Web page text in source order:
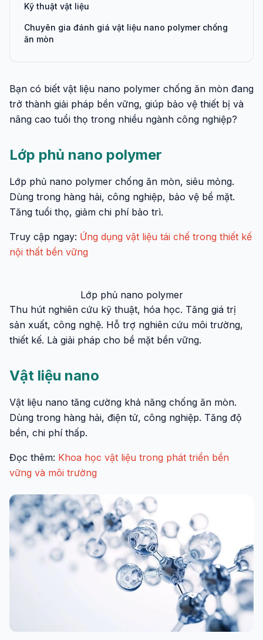
Kỹ thuật vật liệu
Chuyên gia đánh giá vật liệu nano polymer chống
ăn mòn
Bạn có biết vật liệu nano polymer chống ăn mòn đang
trở thành giải pháp bền vững, giúp bảo vệ thiết bị và
nâng cao tuổi thọ trong nhiều ngành công nghiệp?
Lớp phủ nano polymer
Lớp phủ nano polymer chống ăn mòn, siêu mỏng.
Dùng trong hàng hải, công nghiệp, bảo vệ bề mặt.
Tăng tuổi thọ, giảm chi phí bảo trì.
Truy cập ngay: Ứng dụng vật liệu tái chế trong thiết kế
nội thất bền vững
Lớp phủ nano polymer
Thu hút nghiên cứu kỹ thuật, hóa học. Tăng giá trị
sản xuất, công nghệ. Hỗ trợ nghiên cứu môi trường,
thiết kế. Là giải pháp cho bề mặt bền vững.
Vật liệu nano
Vật liệu nano tăng cường khả năng chống ăn mòn.
Dùng trong hàng hải, điện tử, công nghiệp. Tăng độ
bền, chi phí thấp.
Đọc thêm: Khoa học vật liệu trong phát triển bền
vững và môi trường